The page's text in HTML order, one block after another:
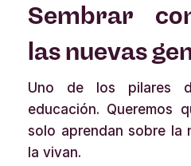
Sembrar
las nuevas
Uno de los pilares
educación. Queremos
solo aprendan sobre la
la vivan.